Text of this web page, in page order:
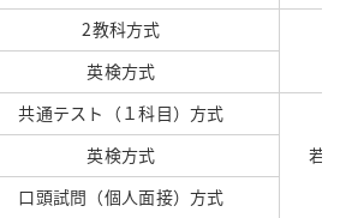
2教科方式
英検方式
共通テスト（１科目）方式
若
英検方式
口頭試問（個人面接）方式